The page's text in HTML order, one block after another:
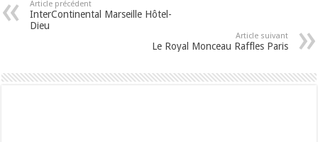
Article précédent
InterContinental Marseille Hôtel-
Dieu
Article suivant
Le Royal Monceau Raffles Paris